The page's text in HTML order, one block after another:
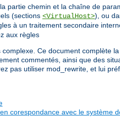
partie chemin et la chaîne de
(sections <VirtualHost>), ou
à un traitement secondaire
aux règles
Ce document complète la
commentés, ainsi que des
pas utiliser mod_rewrite, et lui
corespondance avec le système